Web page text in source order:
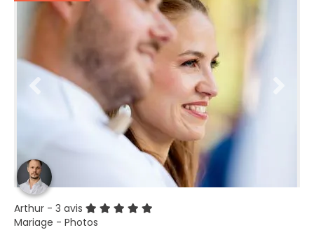
Arthur - 3 avis
Mariage - Photos